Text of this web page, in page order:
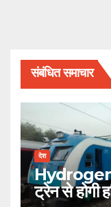
संबंधित समाचार
देश
Hydrogen
ट्रेन से होगी